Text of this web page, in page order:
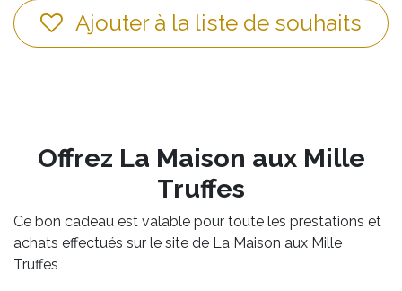
Ajouter à la liste de souhaits
Offrez La Maison aux Mille
Truffes
Ce bon cadeau est valable pour toute les prestations et
achats effectués sur le site de La Maison aux Mille
Truffes